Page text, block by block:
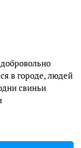
в городе, людей
свиньи